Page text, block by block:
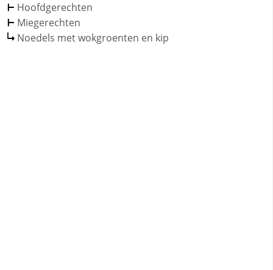
Hoofdgerechten
Miegerechten
Noedels met wokgroenten en kip